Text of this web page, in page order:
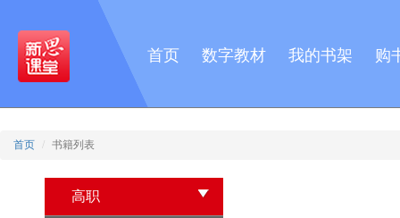
首页 数字教材 我的书架 购
首页 书籍列表
高职